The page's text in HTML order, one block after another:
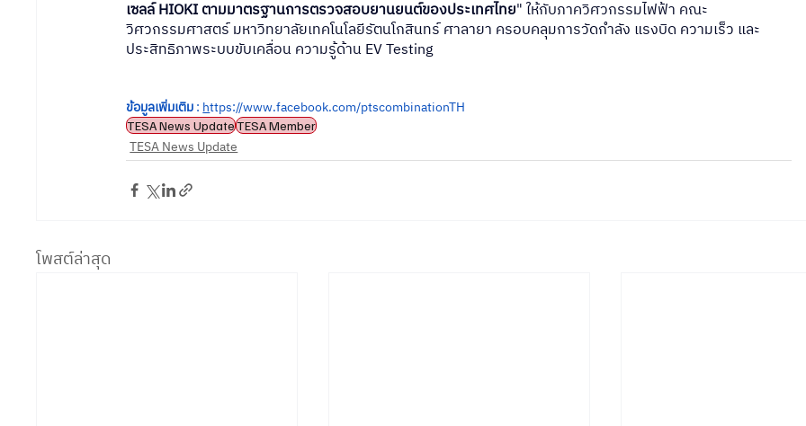
เซลล์ HIOKI ตามมาตรฐานการตรวจสอบยานยนต์ของประเทศไทย" ให้กับภาควิศวกรรมไฟฟ้า คณะ
วิศวกรรมศาสตร์ มหาวิทยาลัยเทคโนโลยีรัตนโกสินทร์ ศาลายา ครอบคลุมการวัดกำลัง แรงบิด ความเร็ว และ
ประสิทธิภาพระบบขับเคลื่อน ความรู้ด้าน EV Testing
ข้อมูลเพิ่มเติม : https://www.facebook.com/ptscombinationTH
TESA News UpdateTESA Member
TESA News Update
โพสต์ล่าสุด